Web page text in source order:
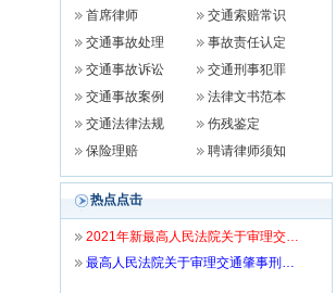
首席律师
交通索赔常识
交通事故处理
事故责任认定
交通事故诉讼
交通刑事犯罪
交通事故案例
法律文书范本
交通法律法规
伤残鉴定
保险理赔
聘请律师须知
热点点击
2021年新最高人民法院关于审理交…
最高人民法院关于审理交通肇事刑…